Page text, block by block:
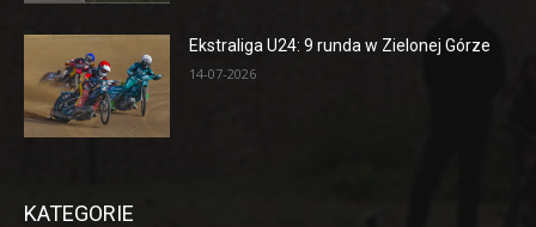
Ekstraliga U24: 9 runda w Zielonej Górze
14-07-2026
KATEGORIE